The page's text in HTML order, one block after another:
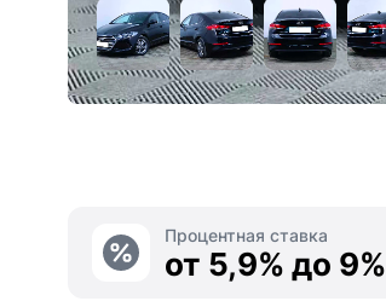
Процентная ставка
от 5,9% до 9%